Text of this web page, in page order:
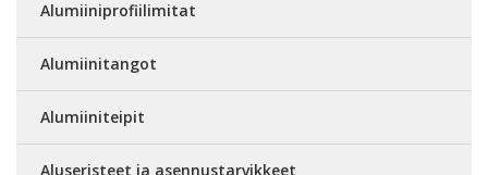
Alumiiniprofiilimitat
Alumiinitangot
Alumiiniteipit
Aluseristeet ja asennustarvikkeet